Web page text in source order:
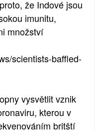
že Indové jsou
imunitu,
množství
scientists-baffled-
vysvětlit vznik
kterou v
britští